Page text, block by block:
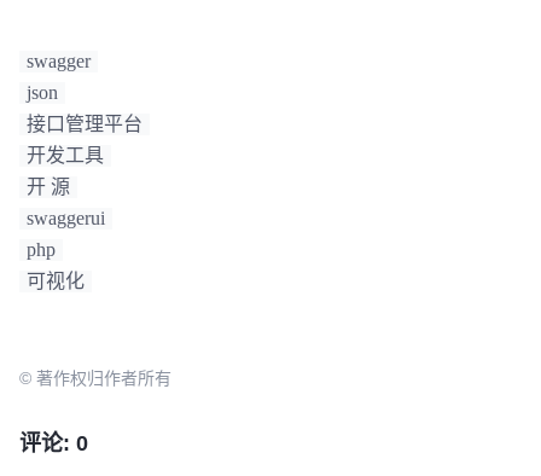
swagger
json
接口管理平台
开发工具
开 源
swaggerui
php
可视化
© 著作权归作者所有
评论: 0